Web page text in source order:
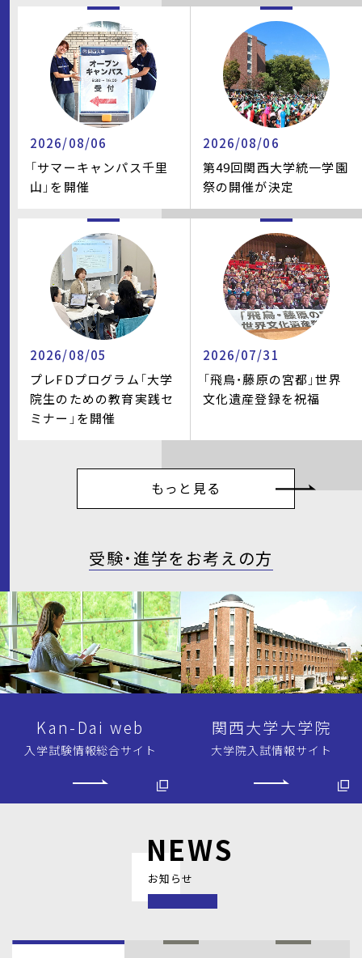
2026/08/06
「サマーキャンパス千里
山」を開催
2026/08/06
第49回関西大学統一学園
祭の開催が決定
2026/08/05
プレFDプログラム「大学
院生のための教育実践セ
ミナー」を開催
2026/07/31
「飛鳥・藤原の宮都」世界
文化遺産登録を祝福
もっと見る
受験・進学をお考えの方
Kan-Dai web
入学試験情報総合サイト
関西大学大学院
大学院入試情報サイト
NEWS
お知らせ